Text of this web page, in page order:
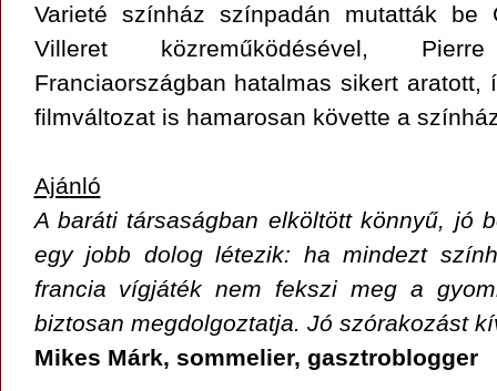
Varieté színház színpadán mutatták be
Villeret közreműködésével,
Franciaországban hatalmas sikert
filmváltozat is hamarosan követte a
Ajánló
A baráti társaságban elköltött könnyű, jó
egy jobb dolog létezik: ha mindezt
francia vígjáték nem fekszi meg a
biztosan megdolgoztatja. Jó szórakozást
Mikes Márk, sommelier, gasztroblogger